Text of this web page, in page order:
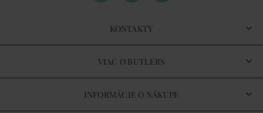
KONTAKTY
VIAC O BUTLERS
INFORMÁCIE O NÁKUPE